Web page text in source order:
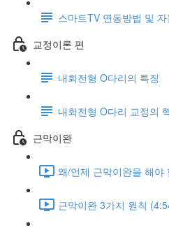
스마트TV 연동방법 및
교정이론 편
내회전형 O다리의 특징
내회전형 O다리 교정의
근막이완
왜/언제 근막이완을 해야
근막이완 3가지 원칙